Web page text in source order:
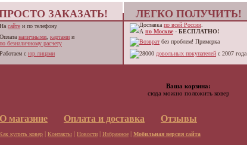
ЗАКАЗАТЬ! ЛЕГКО ПОЛУЧИТЬ!
На сайте и по телефону
Оплата наличными картами и
по безналичному расчету
Работаем с юр.лицами
Доставка по всей России
А по Москве - БЕСПЛАТНО!
Возвратбез проблем! Примерка
28000 довольных покупателей с 2007 года
О магазине Оплата и доставка Отзывы
купить ковер | Контакты | Новости | Избранное | Мобильная версия сайта
Ваша корзина:
сюда можно положить ковер